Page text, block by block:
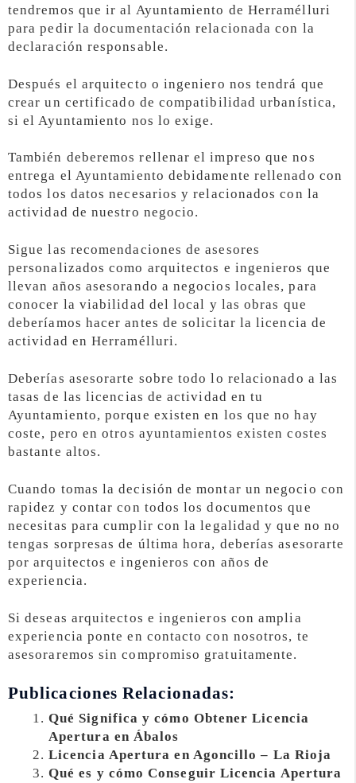
tendremos que ir al Ayuntamiento de Herramélluri
para pedir la documentación relacionada con la
declaración responsable.
Después el arquitecto o ingeniero nos tendrá que
crear un certificado de compatibilidad urbanística,
si el Ayuntamiento nos lo exige.
También deberemos rellenar el impreso que nos
entrega el Ayuntamiento debidamente rellenado con
todos los datos necesarios y relacionados con la
actividad de nuestro negocio.
Sigue las recomendaciones de asesores
personalizados como arquitectos e ingenieros que
llevan años asesorando a negocios locales, para
conocer la viabilidad del local y las obras que
deberíamos hacer antes de solicitar la licencia de
actividad en Herramélluri.
Deberías asesorarte sobre todo lo relacionado a las
tasas de las licencias de actividad en tu
Ayuntamiento, porque existen en los que no hay
coste, pero en otros ayuntamientos existen costes
bastante altos.
Cuando tomas la decisión de montar un negocio con
rapidez y contar con todos los documentos que
necesitas para cumplir con la legalidad y que no no
tengas sorpresas de última hora, deberías asesorarte
por arquitectos e ingenieros con años de
experiencia.
Si deseas arquitectos e ingenieros con amplia
experiencia ponte en contacto con nosotros, te
asesoraremos sin compromiso gratuitamente.
Publicaciones Relacionadas:
Qué Significa y cómo Obtener Licencia
Apertura en Ábalos
Licencia Apertura en Agoncillo – La Rioja
Qué es y cómo Conseguir Licencia Apertura